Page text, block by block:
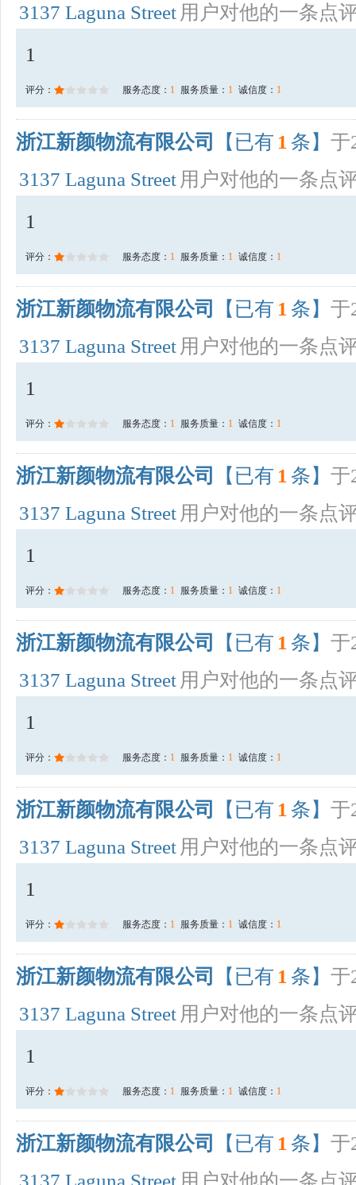
3137 Laguna Street 用户对他的一条点
1
评分： 服务态度： 1 服务质量： 1 诚信度： 1
浙江新颜物流有限公司 【已有 1 条】 于
3137 Laguna Street 用户对他的一条点
1
评分： 服务态度： 1 服务质量： 1 诚信度： 1
浙江新颜物流有限公司 【已有 1 条】 于
3137 Laguna Street 用户对他的一条点
1
评分： 服务态度： 1 服务质量： 1 诚信度： 1
浙江新颜物流有限公司 【已有 1 条】 于
3137 Laguna Street 用户对他的一条点
1
评分： 服务态度： 1 服务质量： 1 诚信度： 1
浙江新颜物流有限公司 【已有 1 条】 于
3137 Laguna Street 用户对他的一条点
1
评分： 服务态度： 1 服务质量： 1 诚信度： 1
浙江新颜物流有限公司 【已有 1 条】 于
3137 Laguna Street 用户对他的一条点
1
评分： 服务态度： 1 服务质量： 1 诚信度： 1
浙江新颜物流有限公司 【已有 1 条】 于
3137 Laguna Street 用户对他的一条点
1
评分： 服务态度： 1 服务质量： 1 诚信度： 1
浙江新颜物流有限公司 【已有 1 条】 于
3137 Laguna Street 用户对他的一条点